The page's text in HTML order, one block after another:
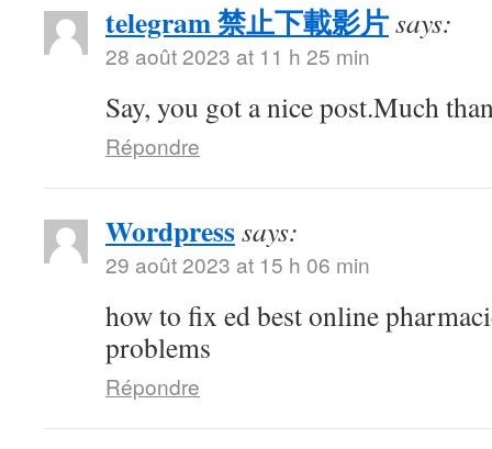
telegram 禁止下載影片says:
28 août 2023 at 11 h 25 min
Say, you got a nice post.Much
Répondre
Wordpresssays:
29 août 2023 at 15 h 06 min
how to fix ed best online
problems
Répondre